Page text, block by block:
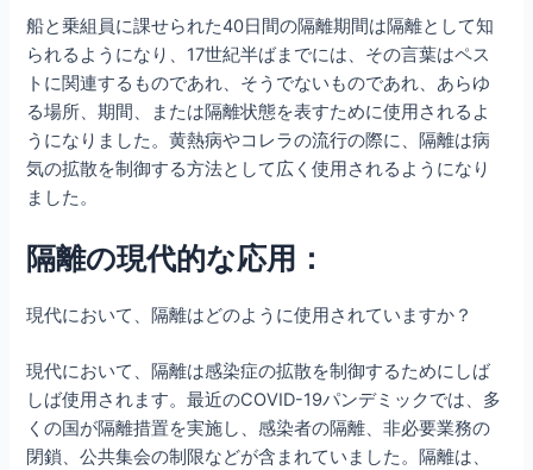
船と乗組員に課せられた40日間の隔離期間は隔離として知
られるようになり、17世紀半ばまでには、その言葉はペス
トに関連するものであれ、そうでないものであれ、あらゆ
る場所、期間、または隔離状態を表すために使用されるよ
うになりました。黄熱病やコレラの流行の際に、隔離は病
気の拡散を制御する方法として広く使用されるようになり
ました。
隔離の現代的な応用：
現代において、隔離はどのように使用されていますか？
現代において、隔離は感染症の拡散を制御するためにしば
しば使用されます。最近のCOVID-19パンデミックでは、多
くの国が隔離措置を実施し、感染者の隔離、非必要業務の
閉鎖、公共集会の制限などが含まれていました。隔離は、